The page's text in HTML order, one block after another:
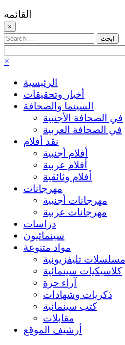
القائمه
×
Search
for:
×
الرئيسية
أخبار وتحقيقات
السينما والصحافة
في الصحافة الأجنبية
في الصحافة العربية
نقد أفلام
أفلام أجنبية
أفلام عربية
أفلام وثائقية
مهرجانات
مهرجانات أجنبية
مهرجانات عربية
دراسات
سينمائيون
مواد متنوعة
مسلسلات تليفزيونية
كلاسيكيات سينمائية
آراء حرة
ذكريات وشهادات
كتب سينمائية
مقابلات
أرشيف الموقع